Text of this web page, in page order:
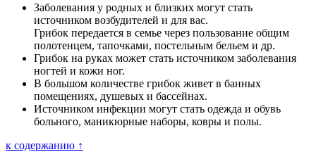
Заболевания у родных и близких могут стать
источником возбудителей и для вас.
Грибок передается в семье через пользование общим
полотенцем, тапочками, постельным бельем и др.
Грибок на руках может стать источником заболевания
ногтей и кожи ног.
В большом количестве грибок живет в банных
помещениях, душевых и бассейнах.
Источником инфекции могут стать одежда и обувь
больного, маникюрные наборы, ковры и полы.
к содержанию ↑